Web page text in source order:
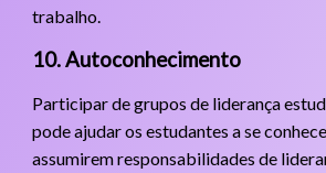
trabalho.
10. Autoconhecimento
Participar de grupos de liderança
pode ajudar os estudantes a se
assumirem responsabilidades de